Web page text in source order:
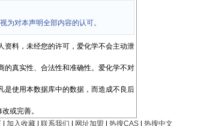
为对本声明全部内容的认可。
资料，未经您的许可，爱化学不会主动泄
的真实性、合法性和准确性。爱化学不对
是使用本数据库中的数据，而造成不良后
或完善。
加入收藏 联系我们 网址加盟 热搜CAS 热搜中文